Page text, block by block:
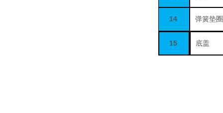
14 弹簧垫圈
15 底盖